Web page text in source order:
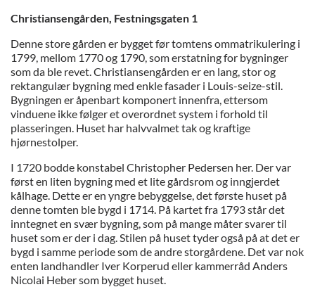
Christiansengården, Festningsgaten 1
Denne store gården er bygget før tomtens ommatrikulering i
1799, mellom 1770 og 1790, som erstatning for bygninger
som da ble revet. Christiansengården er en lang, stor og
rektangulær bygning med enkle fasader i Louis-seize-stil.
Bygningen er åpenbart komponert innenfra, ettersom
vinduene ikke følger et overordnet system i forhold til
plasseringen. Huset har halvvalmet tak og kraftige
hjørnestolper.
I 1720 bodde konstabel Christopher Pedersen her. Der var
først en liten bygning med et lite gårdsrom og inngjerdet
kålhage. Dette er en yngre bebyggelse, det første huset på
denne tomten ble bygd i 1714. På kartet fra 1793 står det
inntegnet en svær bygning, som på mange måter svarer til
huset som er der i dag. Stilen på huset tyder også på at det er
bygd i samme periode som de andre storgårdene. Det var nok
enten landhandler Iver Korperud eller kammerråd Anders
Nicolai Heber som bygget huset.